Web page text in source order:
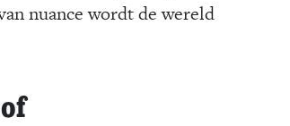
nuance wordt de wereld